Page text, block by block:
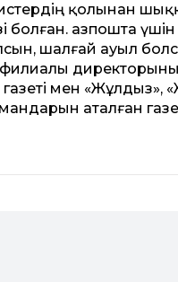
қолынан
Қазпошта
шалғай ауыл
филиалы
газеті мен
аталған